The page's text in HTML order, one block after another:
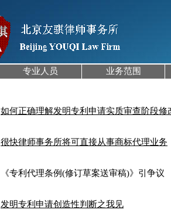
专业人员 业务范围
如何正确理解发明专利申请实质审查阶段修
很快律师事务所将可直接从事商标代理业务
《专利代理条例(修订草案送审稿)》引争议
发明专利申请创造性判断之我见